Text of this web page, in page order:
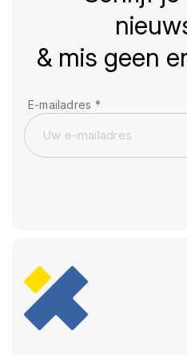
& mis geen
E-mailadres *